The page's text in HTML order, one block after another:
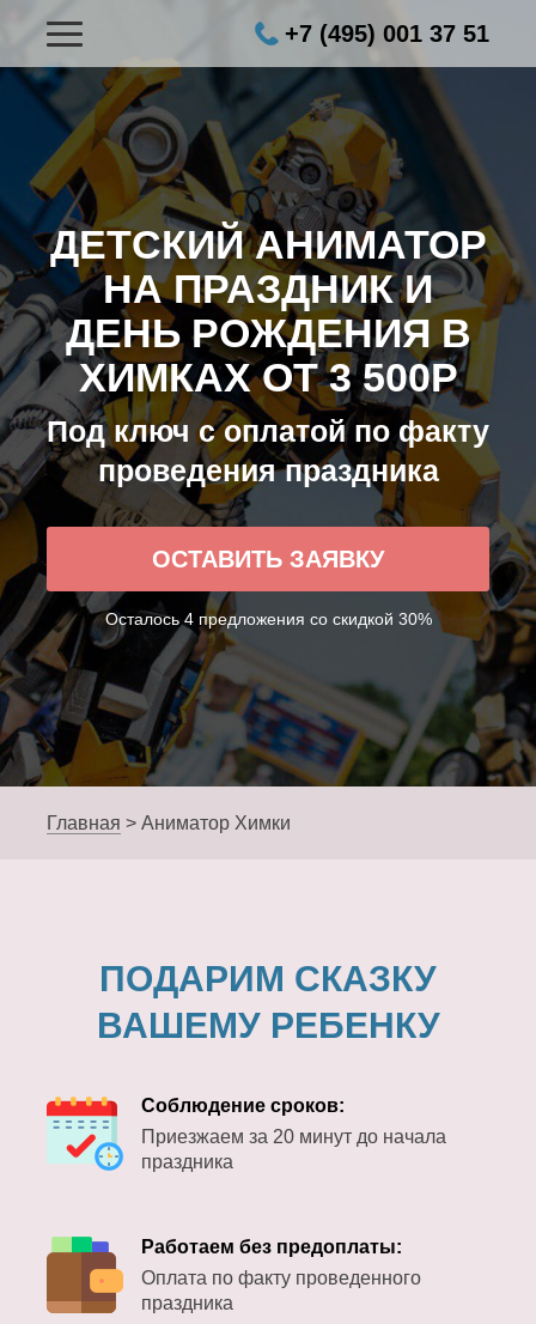
+7 (495) 001 37 51
ДЕТСКИЙ АНИМАТОР
НА ПРАЗДНИК И
ДЕНЬ РОЖДЕНИЯ В
ХИМКАХ ОТ 3 500Р
Под ключ с оплатой по факту
проведения праздника
ОСТАВИТЬ ЗАЯВКУ
Осталось 4 предложения со скидкой 30%
Главная > Аниматор Химки
ПОДАРИМ СКАЗКУ
ВАШЕМУ РЕБЕНКУ
Соблюдение сроков:
Приезжаем за 20 минут до начала
праздника
Работаем без предоплаты:
Оплата по факту проведенного
праздника